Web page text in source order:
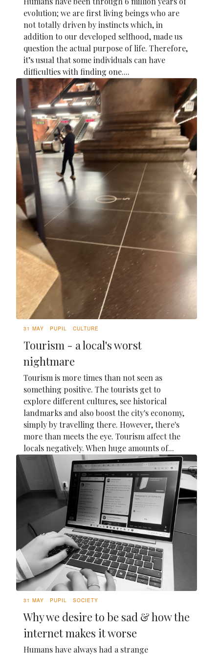
evolution; we are first living beings who are
not totally driven by instincts which, in
addition to our developed selfhood, made us
question the actual purpose of life. Therefore,
it’s usual that some individuals can have
difficulties with finding one....
31 MAY PUPIL CULTURE
Tourism - a local's worst
nightmare
Tourism is more times than not seen as
something positive. The tourists get to
explore different cultures, see historical
landmarks and also boost the city's economy,
simply by travelling there. However, there's
more than meets the eye. Tourism affect the
locals negatively. When huge amounts of...
31 MAY PUPIL SOCIETY
Why we desire to be sad & how the
internet makes it worse
Humans have always had a strange